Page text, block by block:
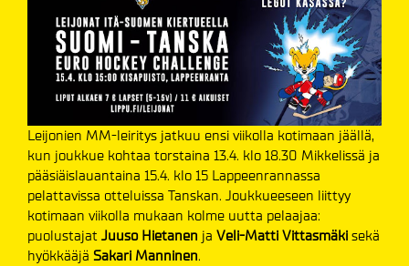
Leijonien MM-leiritys jatkuu ensi viikolla kotimaan jäällä,
kun joukkue kohtaa torstaina 13.4. klo 18.30 Mikkelissä ja
pääsiäislauantaina 15.4. klo 15 Lappeenrannassa
pelattavissa otteluissa Tanskan. Joukkueeseen liittyy
kotimaan viikolla mukaan kolme uutta pelaajaa:
puolustajat Juuso Hietanen ja Veli-Matti Vittasmäki sekä
hyökkääjä Sakari Manninen.